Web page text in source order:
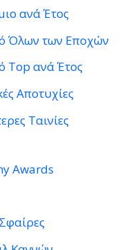
ανά Έτος
Όλων των Εποχών
Top ανά Έτος
Αποτυχίες
Ταινίες
Awards